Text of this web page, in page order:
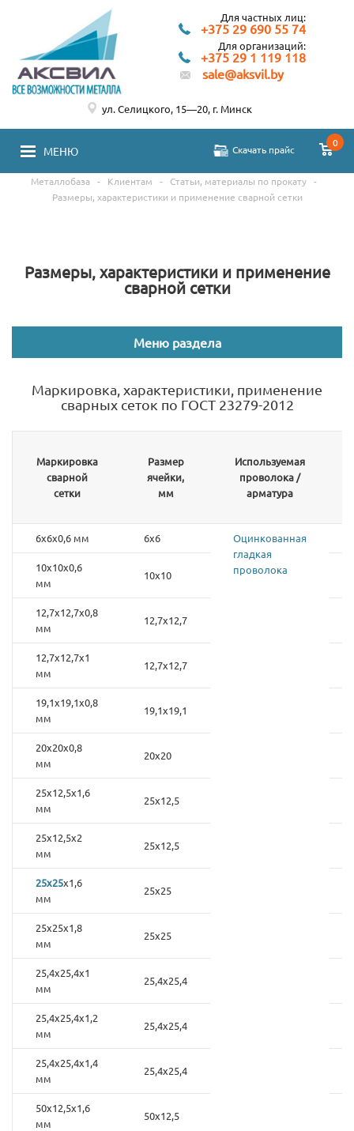
Для частных лиц:
+375 29 690 55 74
Для организаций:
+375 29 1 119 118
sale@aksvil.by
МЕНЮ Скачать прайс
0
ул. Селицкого, 15—20, г. Минск
Металлобаза - Клиентам - Статьи, материалы по прокату -
Размеры, характеристики и применение сварной сетки
Размеры, характеристики и применение
сварной сетки
Меню раздела
Маркировка, характеристики, применение
сварных сеток по ГОСТ 23279-2012
Маркировка
сварной
сетки
Размер
ячейки,
мм
Используемая
проволока /
арматура
6х6х0,6 мм 6х6
Оцинкованная
гладкая
проволока
10х10х0,6
мм
10х10
12,7х12,7х0,8
мм
12,7х12,7
12,7х12,7х1
мм
12,7х12,7
19,1х19,1х0,8
мм
19,1х19,1
20х20х0,8
мм
20х20
25х12,5х1,6
мм
25х12,5
25х12,5х2
мм
25х12,5
25х25х1,6
мм
25х25
25х25х1,8
мм
25х25
25,4х25,4х1
мм
25,4х25,4
25,4х25,4х1,2
мм
25,4х25,4
25,4х25,4х1,4
мм
25,4х25,4
50х12,5х1,6
мм
50х12,5